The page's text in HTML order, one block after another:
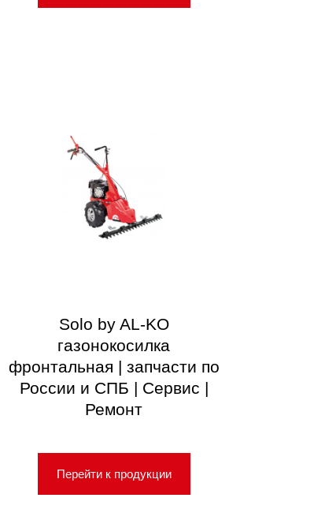
Solo by AL-KO
газонокосилка
фронтальная | запчасти по
России и СПБ | Сервис |
Ремонт
Перейти к продукции